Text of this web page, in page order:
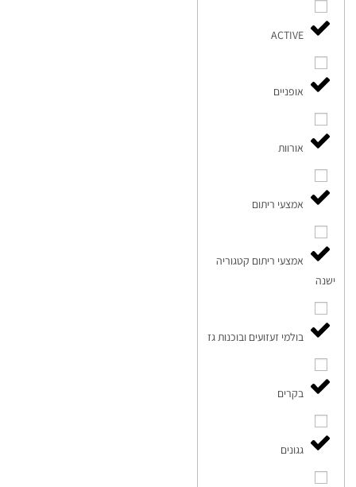
ACTIVE
אופניים
אורוות
אמצעי ריתום
אמצעי ריתום קטגוריה
ישנה
בולמי זעזועים ובוכנות גז
בקרים
גגונים